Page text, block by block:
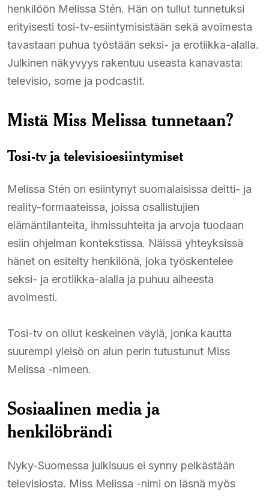
henkilöön Melissa Stén. Hän on tullut tunnetuksi
erityisesti tosi-tv-esiintymisistään sekä avoimesta
tavastaan puhua työstään seksi- ja erotiikka-alalla.
Julkinen näkyvyys rakentuu useasta kanavasta:
televisio, some ja podcastit.
Mistä Miss Melissa tunnetaan?
Tosi-tv ja televisioesiintymiset
Melissa Stén on esiintynyt suomalaisissa deitti- ja
reality-formaateissa, joissa osallistujien
elämäntilanteita, ihmissuhteita ja arvoja tuodaan
esiin ohjelman kontekstissa. Näissä yhteyksissä
hänet on esitelty henkilönä, joka työskentelee
seksi- ja erotiikka-alalla ja puhuu aiheesta
avoimesti.
Tosi-tv on ollut keskeinen väylä, jonka kautta
suurempi yleisö on alun perin tutustunut Miss
Melissa -nimeen.
Sosiaalinen media ja
henkilöbrändi
Nyky-Suomessa julkisuus ei synny pelkästään
televisiosta. Miss Melissa -nimi on läsnä myös